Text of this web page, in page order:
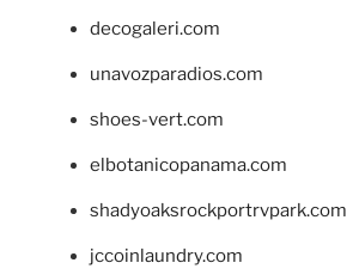
decogaleri.com
unavozparadios.com
shoes-vert.com
elbotanicopanama.com
shadyoaksrockportrvpark.com
jccoinlaundry.com